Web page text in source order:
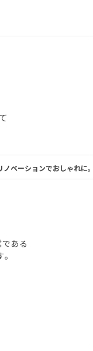
得
#JR横須賀線
ノベーションでおしゃれに
ある